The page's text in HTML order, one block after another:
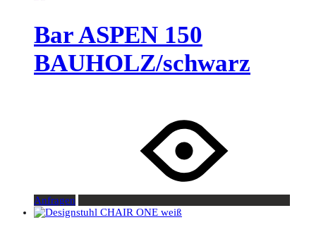
Bar ASPEN 150
BAUHOLZ/schwarz
Anfragen